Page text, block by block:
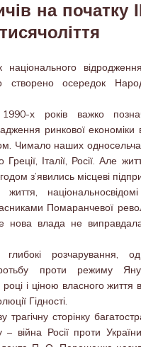
на початку
тисячоліття
національного
створено осередок
1990-х років важко
ринкової економіки
Чимало наших
Греції, Італії, Росії. Але
з’явились місцеві
національносвідомі
Помаранчевої
нова влада не
розчарування,
проти режиму
і ціною власного життя
Гідності.
трагічну сторінку
– війна Росії проти